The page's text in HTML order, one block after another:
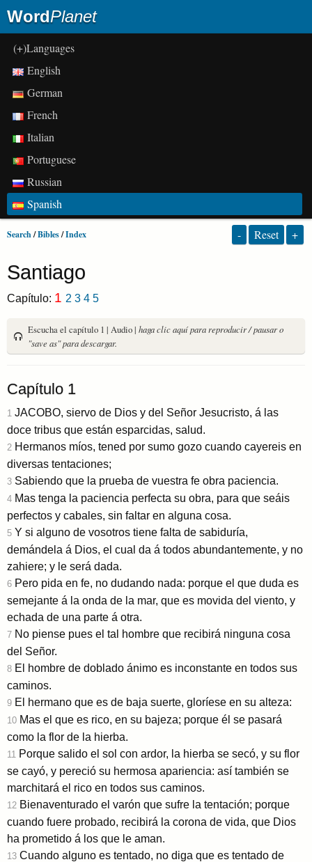
WordPlanet
(+)Languages
English
German
French
Italian
Portuguese
Russian
Spanish
Search/Bibles/Index - Reset +
Santiago
Capítulo: 1 2 3 4 5
Escucha el capítulo 1 | Audio | haga clic aquí para reproducir / pausar o
"save as" para descargar.
Capítulo 1
1 JACOBO, siervo de Dios y del Señor Jesucristo, á las
doce tribus que están esparcidas, salud.
2 Hermanos míos, tened por sumo gozo cuando cayereis en
diversas tentaciones;
3 Sabiendo que la prueba de vuestra fe obra paciencia.
4 Mas tenga la paciencia perfecta su obra, para que seáis
perfectos y cabales, sin faltar en alguna cosa.
5 Y si alguno de vosotros tiene falta de sabiduría,
demándela á Dios, el cual da á todos abundantemente, y no
zahiere; y le será dada.
6 Pero pida en fe, no dudando nada: porque el que duda es
semejante á la onda de la mar, que es movida del viento, y
echada de una parte á otra.
7 No piense pues el tal hombre que recibirá ninguna cosa
del Señor.
8 El hombre de doblado ánimo es inconstante en todos sus
caminos.
9 El hermano que es de baja suerte, gloríese en su alteza:
10 Mas el que es rico, en su bajeza; porque él se pasará
como la flor de la hierba.
11 Porque salido el sol con ardor, la hierba se secó, y su flor
se cayó, y pereció su hermosa apariencia: así también se
marchitará el rico en todos sus caminos.
12 Bienaventurado el varón que sufre la tentación; porque
cuando fuere probado, recibirá la corona de vida, que Dios
ha prometido á los que le aman.
13 Cuando alguno es tentado, no diga que es tentado de